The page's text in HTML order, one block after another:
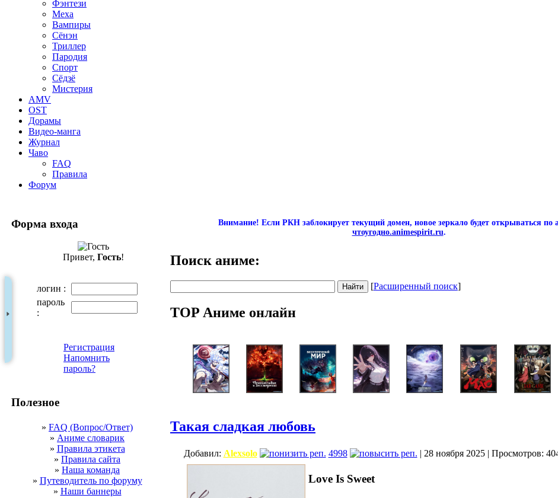
Фэнтези
Меха
Вампиры
Сёнэн
Триллер
Пародия
Спорт
Сёдзё
Мистерия
AMV
OST
Дорамы
Видео-манга
Журнал
Чаво
FAQ
Правила
Форум
Форма входа
Привет, Гость!
логин :
пароль
:
Регистрация
Напомнить
пароль?
Полезное
» FAQ (Вопрос/Ответ)
» Аниме словарик
» Правила этикета
» Правила сайта
» Наша команда
» Путеводитель по форуму
» Наши баннеры
Внимание! Если РКН заблокирует текущий домен, новое зеркало будет открываться по
чтоугодно.animespirit.ru.
Поиск аниме:
[Расширенный поиск]
TOP Аниме онлайн
Такая сладкая любовь
Добавил: Alexsolo 4998 | 28 ноября 2025 | Просмотров:
Love Is Sweet